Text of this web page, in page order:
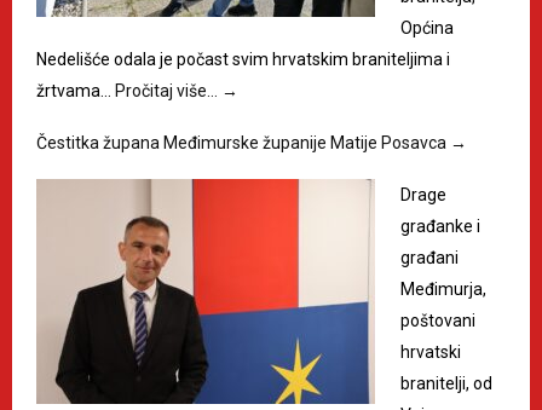
Općina
Nedelišće odala je počast svim hrvatskim braniteljima i
žrtvama… Pročitaj više… →
Čestitka župana Međimurske županije Matije Posavca →
Drage
građanke i
građani
Međimurja,
poštovani
hrvatski
branitelji, od